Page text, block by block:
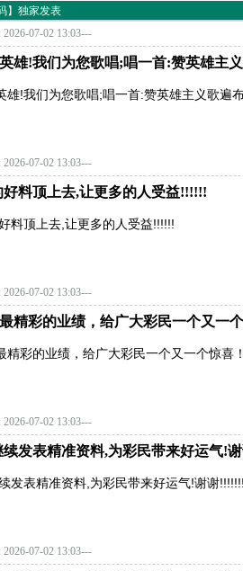
】独家发表
07-02 13:03---
雄!我们为您歌唱;唱一首:赞英雄主
雄!我们为您歌唱;唱一首:赞英雄主义歌遍布
07-02 13:03---
料顶上去,让更多的人受益!!!!!!
料顶上去,让更多的人受益!!!!!!
07-02 13:03---
精彩的业绩，给广大彩民一个又一
精彩的业绩，给广大彩民一个又一个惊喜
07-02 13:03---
发表精准资料,为彩民带来好运气!
发表精准资料,为彩民带来好运气!谢谢
07-02 13:03---